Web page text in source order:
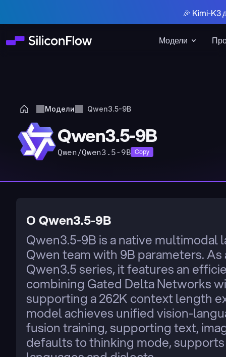
Модели
🎉 Kimi-K3
Модели Qwen3.5-9B
Qwen3.5-9B
Qwen/Qwen3.5-9B Copy
О Qwen3.5-9B
Qwen3.5-9B is a native
Qwen team with 9B parameters.
Qwen3.5 series, it features an
combining Gated Delta Networks
supporting a 262K context length
model achieves unified vision-
fusion training, supporting text,
defaults to thinking mode,